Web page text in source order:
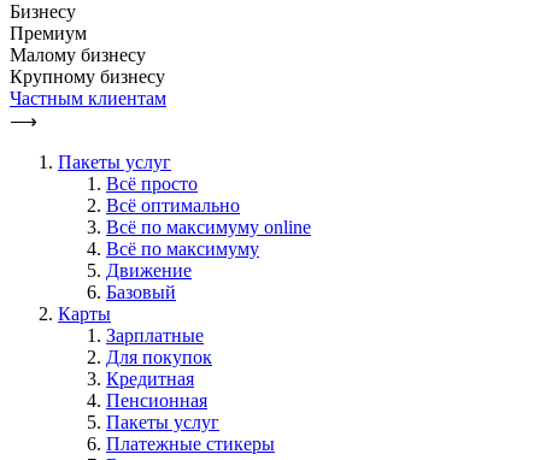
Бизнесу
Премиум
Малому бизнесу
Крупному бизнесу
Частным клиентам
⟶
Пакеты услуг
Всё просто
Всё оптимально
Всё по максимуму online
Всё по максимуму
Движение
Базовый
Карты
Зарплатные
Для покупок
Кредитная
Пенсионная
Пакеты услуг
Платежные стикеры